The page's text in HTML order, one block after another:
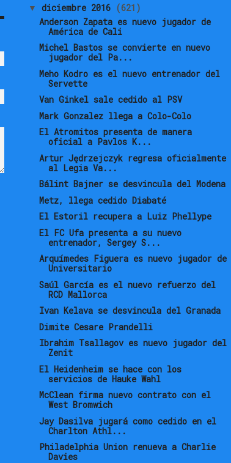
▼ diciembre 2016 (621)
Anderson Zapata es nuevo jugador de
América de Cali
Michel Bastos se convierte en nuevo
jugador del Pa...
Meho Kodro es el nuevo entrenador del
Servette
Van Ginkel sale cedido al PSV
Mark Gonzalez llega a Colo-Colo
El Atromitos presenta de manera
oficial a Pavlos K...
Artur Jędrzejczyk regresa oficialmente
al Legia Va...
Bálint Bajner se desvincula del Modena
Metz, llega cedido Diabaté
El Estoril recupera a Luiz Phellype
El FC Ufa presenta a su nuevo
entrenador, Sergey S...
Arquímedes Figuera es nuevo jugador de
Universitario
Saúl García es el nuevo refuerzo del
RCD Mallorca
Ivan Kelava se desvincula del Granada
Dimite Cesare Prandelli
Ibrahim Tsallagov es nuevo jugador del
Zenit
El Heidenheim se hace con los
servicios de Hauke Wahl
McClean firma nuevo contrato con el
West Bromwich
Jay Dasilva jugará como cedido en el
Charlton Athl...
Philadelphia Union renueva a Charlie
Davies